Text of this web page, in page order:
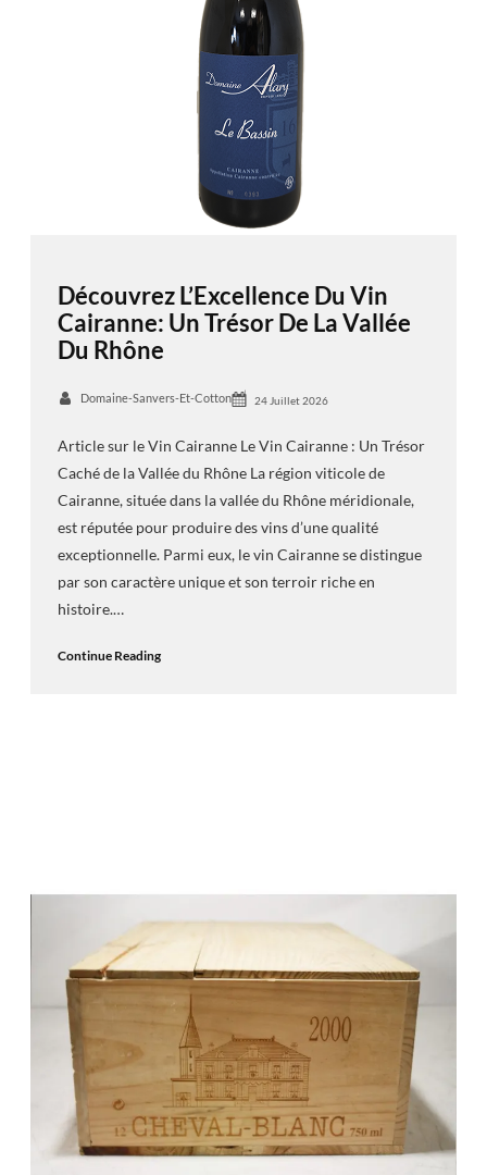
Découvrez L’Excellence Du Vin
Cairanne: Un Trésor De La Vallée
Du Rhône
Domaine-Sanvers-Et-Cotton 24 Juillet 2026
Article sur le Vin Cairanne Le Vin Cairanne : Un Trésor
Caché de la Vallée du Rhône La région viticole de
Cairanne, située dans la vallée du Rhône méridionale,
est réputée pour produire des vins d’une qualité
exceptionnelle. Parmi eux, le vin Cairanne se distingue
par son caractère unique et son terroir riche en
histoire.…
Continue Reading